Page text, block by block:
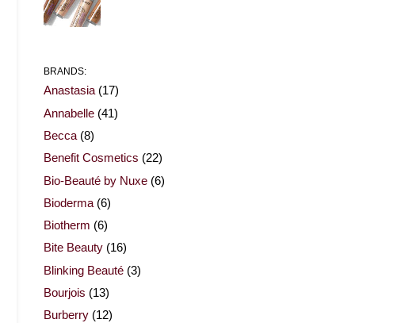
BRANDS:
Anastasia (17)
Annabelle (41)
Becca (8)
Benefit Cosmetics (22)
Bio-Beauté by Nuxe (6)
Bioderma (6)
Biotherm (6)
Bite Beauty (16)
Blinking Beauté (3)
Bourjois (13)
Burberry (12)